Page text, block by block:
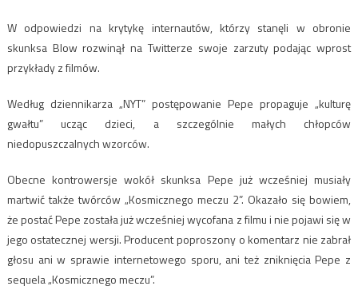
W odpowiedzi na krytykę internautów, którzy stanęli w obronie
skunksa Blow rozwinął na Twitterze swoje zarzuty podając wprost
przykłady z filmów.
Według dziennikarza „NYT” postępowanie Pepe propaguje „kulturę
gwałtu” ucząc dzieci, a szczególnie małych chłopców
niedopuszczalnych wzorców.
Obecne kontrowersje wokół skunksa Pepe już wcześniej musiały
martwić także twórców „Kosmicznego meczu 2”. Okazało się bowiem,
że postać Pepe została już wcześniej wycofana z filmu i nie pojawi się w
jego ostatecznej wersji. Producent poproszony o komentarz nie zabrał
głosu ani w sprawie internetowego sporu, ani też zniknięcia Pepe z
sequela „Kosmicznego meczu”.